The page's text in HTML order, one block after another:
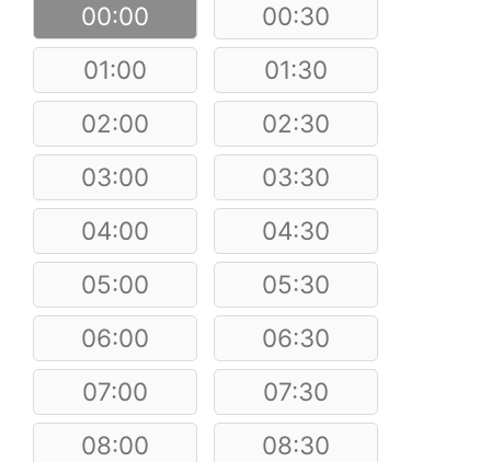
00:00
00:30
01:00
01:30
02:00
02:30
03:00
03:30
04:00
04:30
05:00
05:30
06:00
06:30
07:00
07:30
08:00
08:30